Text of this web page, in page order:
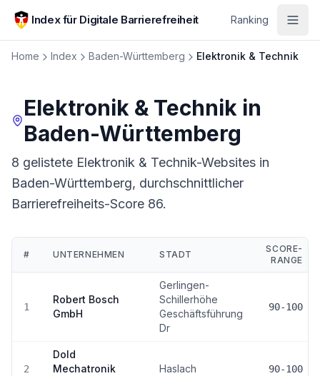
Zum Hauptinhalt springen
Index für Digitale Barrierefreiheit Ranking
Home Index Baden-Württemberg Elektronik & Technik
Elektronik & Technik in
Baden-Württemberg
8 gelistete Elektronik & Technik-Websites in
Baden-Württemberg, durchschnittlicher
Barrierefreiheits-Score 86.
in Baden-Württemberg
# UNTERNEHMEN STADT
SCORE-
RANGE
1
Robert Bosch
GmbH
Gerlingen-
Schillerhöhe
Geschäftsführung
Dr
90-100
2
Dold
Mechatronik
Haslach 90-100